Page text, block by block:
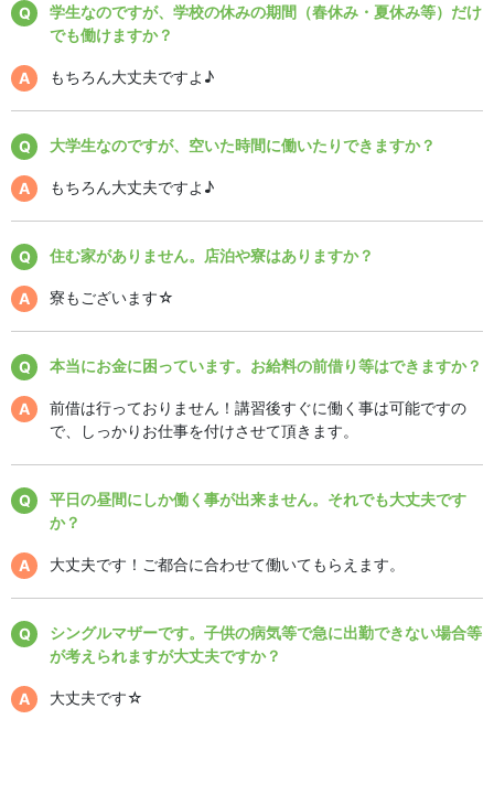
学生なのですが、学校の休みの期間（春休み・夏休み等）だけ
でも働けますか？
もちろん大丈夫ですよ♪
大学生なのですが、空いた時間に働いたりできますか？
もちろん大丈夫ですよ♪
住む家がありません。店泊や寮はありますか？
寮もございます☆
本当にお金に困っています。お給料の前借り等はできますか？
前借は行っておりません！講習後すぐに働く事は可能ですの
で、しっかりお仕事を付けさせて頂きます。
平日の昼間にしか働く事が出来ません。それでも大丈夫です
か？
大丈夫です！ご都合に合わせて働いてもらえます。
シングルマザーです。子供の病気等で急に出勤できない場合等
が考えられますが大丈夫ですか？
大丈夫です☆